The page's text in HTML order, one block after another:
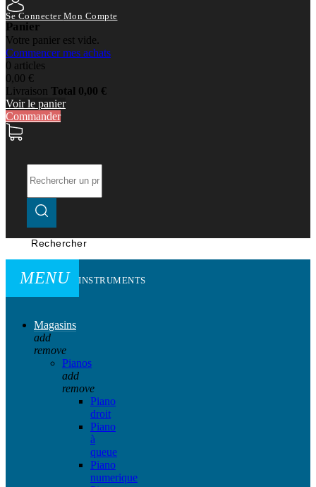
Se Connecter Mon Compte
Panier
Votre panier est vide.
Commencer mes achats
0 articles
0,00 €
Livraison Total 0,00 €
Voir le panier
Commander
Rechercher
MENU INSTRUMENTS
Magasins
add
remove
Pianos
add
remove
Piano
droit
Piano
à
queue
Piano
numerique